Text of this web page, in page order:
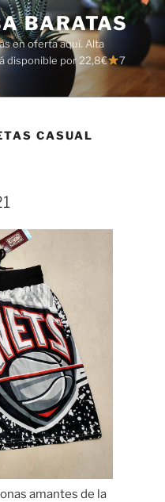
BARATAS
en oferta aquí. Alta
disponible por 22,8€
7
CASUAL
amantes de la